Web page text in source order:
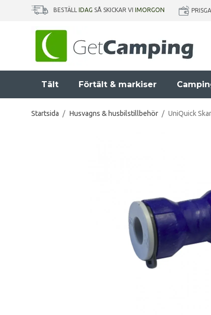
BESTÄLL IDAG SÅ SKICKAR VI IMORGON
Tält Förtält & markiser
Startsida / Husvagns & husbilstillbehör / UniQuick